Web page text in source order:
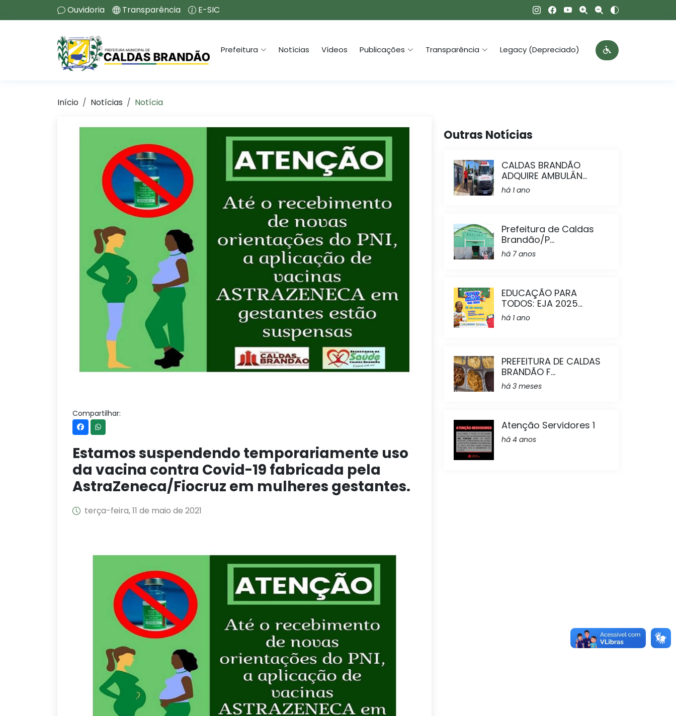
Ouvidoria Transparência E-SIC
Prefeitura Notícias Vídeos Publicações Transparência Legacy (Depreciado)
Início Notícias Notícia
Compartilhar:
Estamos suspendendo temporariamente uso
da vacina contra Covid-19 fabricada pela
AstraZeneca/Fiocruz em mulheres gestantes.
terça-feira, 11 de maio de 2021
Outras Notícias
CALDAS BRANDÃO
ADQUIRE AMBULÂN...
há 1 ano
Prefeitura de Caldas
Brandão/P...
há 7 anos
EDUCAÇÃO PARA
TODOS: EJA 2025...
há 1 ano
PREFEITURA DE CALDAS
BRANDÃO F...
há 3 meses
Atenção Servidores 1
há 4 anos